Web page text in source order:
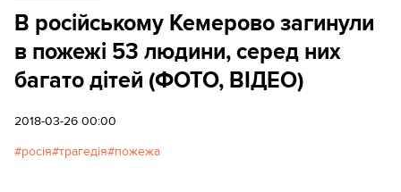
В російському Кемерово загинули
в пожежі 53 людини, серед них
багато дітей (ФОТО, ВІДЕО)
2018-03-26 00:00
росія трагедія пожежа